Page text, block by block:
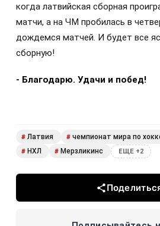
когда латвийская сборная
матчи, а на ЧМ пробилась в
дождемся матчей. И будет все
сборную!
- Благодарю. Удачи и побед!
# Латвия # чемпионат мира по
# НХЛ # Мерзликинс ЕЩЕ +2